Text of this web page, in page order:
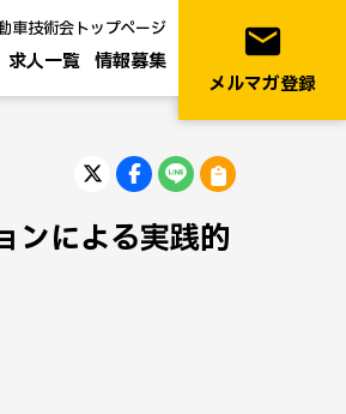
求人一覧 情報募集
車技術会トップページ email
メルマガ登録
ンによる実践的